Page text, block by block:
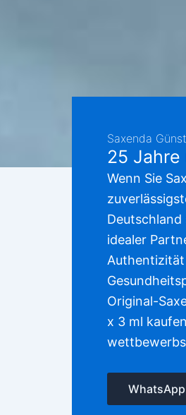
Saxenda
25 Jahre
Wenn Sie
idealer
Original-
x 3 ml